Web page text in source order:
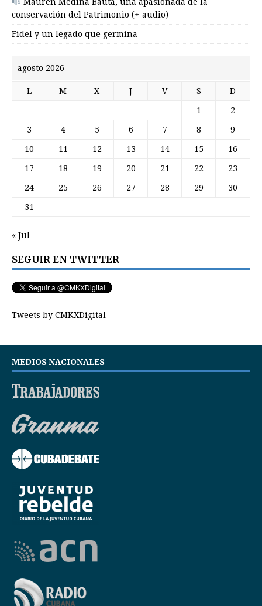
conservación del Patrimonio (+ audio)
Fidel y un legado que germina
agosto 2026
L M X J V S D
1 2
3 4 5 6 7 8 9
10 11 12 13 14 15 16
17 18 19 20 21 22 23
24 25 26 27 28 29 30
31
« Jul
SEGUIR EN TWITTER
Tweets by CMKXDigital
MEDIOS NACIONALES